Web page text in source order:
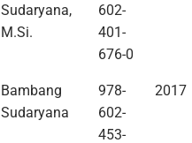
Sudaryana,
M.Si.
602-
401-
676-0
Bambang
Sudaryana
978-
602-
453-
2017